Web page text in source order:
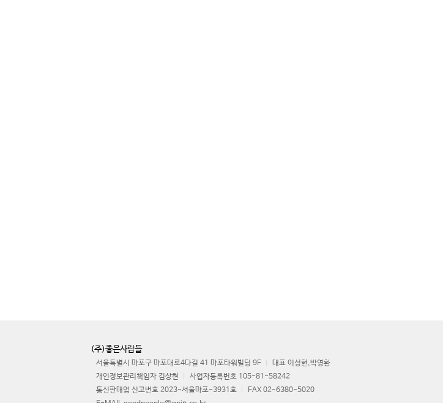
(주)좋은사람들
서울특별시 마포구 마포대로4다길 41 마포타워빌딩 9F
대표 이성현,박영환
개인정보관리책임자 김상현
사업자등록번호 105-81-58242
통신판매업 신고번호 2023-서울마포-3931호
FAX 02-6380-5020